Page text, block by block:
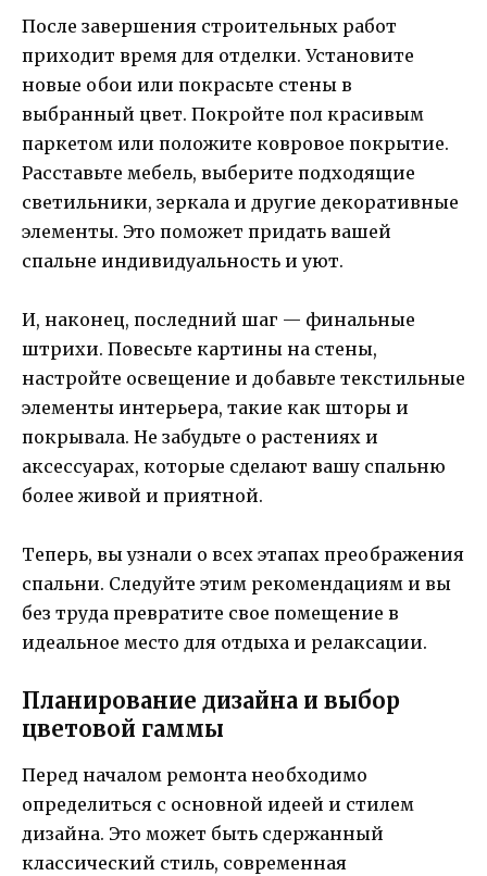
После завершения строительных работ
приходит время для отделки. Установите
новые обои или покрасьте стены в
выбранный цвет. Покройте пол красивым
паркетом или положите ковровое покрытие.
Расставьте мебель, выберите подходящие
светильники, зеркала и другие декоративные
элементы. Это поможет придать вашей
спальне индивидуальность и уют.
И, наконец, последний шаг — финальные
штрихи. Повесьте картины на стены,
настройте освещение и добавьте текстильные
элементы интерьера, такие как шторы и
покрывала. Не забудьте о растениях и
аксессуарах, которые сделают вашу спальню
более живой и приятной.
Теперь, вы узнали о всех этапах преображения
спальни. Следуйте этим рекомендациям и вы
без труда превратите свое помещение в
идеальное место для отдыха и релаксации.
Планирование дизайна и выбор
цветовой гаммы
Перед началом ремонта необходимо
определиться с основной идеей и стилем
дизайна. Это может быть сдержанный
классический стиль, современная